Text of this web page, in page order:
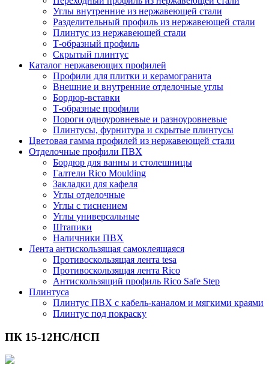
Углы внутренние из нержавеющей стали
Разделительный профиль из нержавеющей стали
Плинтус из нержавеющей стали
Т-образный профиль
Скрытый плинтус
Каталог нержавеющих профилей
Профили для плитки и керамогранита
Внешние и внутренние отделочные углы
Бордюр-вставки
Т-образные профили
Пороги одноуровневые и разноуровневые
Плинтусы, фурнитура и скрытые плинтусы
Цветовая гамма профилей из нержавеющей стали
Отделочные профили ПВХ
Бордюр для ванны и столешницы
Галтели Rico Moulding
Закладки для кафеля
Углы отделочные
Углы с тиснением
Углы универсальные
Штапики
Наличники ПВХ
Лента антискользящая самоклеящаяся
Противоскользящая лента tesa
Противоскользящая лента Rico
Антискользящий профиль Rico Safe Step
Плинтуса
Плинтус ПВХ с кабель-каналом и мягкими краями
Плинтус под покраску
ПК 15-12НС/НСП